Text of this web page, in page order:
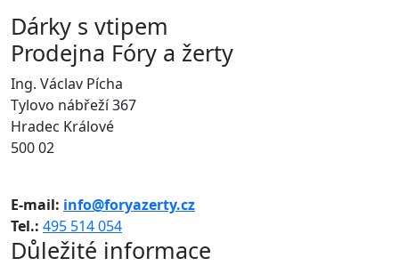
Dárky s vtipem
Prodejna Fóry a žerty
Ing. Václav Pícha
Tylovo nábřeží 367
Hradec Králové
500 02
E-mail: info@foryazerty.cz
Tel.: 495 514 054
Důležité informace